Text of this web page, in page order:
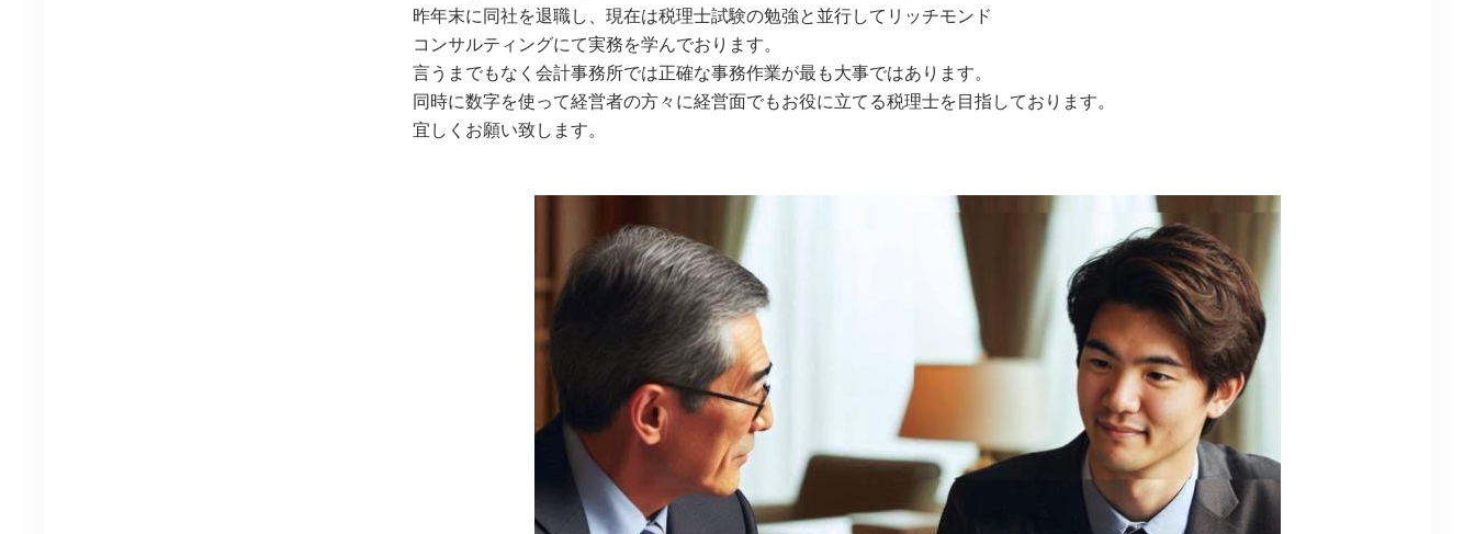
昨年末に同社を退職し、現在は税理士試験の勉強と並行してリッチモンド
コンサルティングにて実務を学んでおります。
言うまでもなく会計事務所では正確な事務作業が最も大事ではあります。
同時に数字を使って経営者の方々に経営面でもお役に立てる税理士を目指しております。
宜しくお願い致します。